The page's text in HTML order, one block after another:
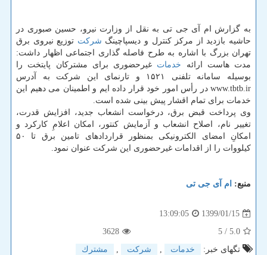
به گزارش ام آی جی تی به نقل از وزارت نیرو، حسین صبوری در
حاشیه بازدید از مركز كنترل و دیسپاچینگ شركت توزیع نیروی برق
تهران بزرگ با اشاره به طرح فاصله گذاری اجتماعی اظهار داشت:
مدت هاست ارائه خدمات غیرحضوری برای مشتركان پایتخت را
بوسیله سامانه تلفنی ۱۵۲۱ و تارنمای این شركت به آدرس
www.tbtb.ir در رأس امور خود قرار داده ایم و اطمینان می دهیم این
خدمات برای تمام اقشار پیش بینی شده است.
وی پرداخت قبض برق، درخواست انشعاب جدید، افزایش قدرت،
تغییر نام، اصلاح انشعاب و آزمایش كنتور، امكان اعلامِ كاركرد و
امكانِ امضای الكترونیكی بمنظور قراردادهای تامین برق تا ۵۰
كیلووات را از اقدامات غیرحضوری این شركت عنوان نمود.
منبع: ام آی جی تی
1399/01/15
13:09:05
5.0
/ 5
3628
تگهای خبر:
خدمات , شركت , مشترك